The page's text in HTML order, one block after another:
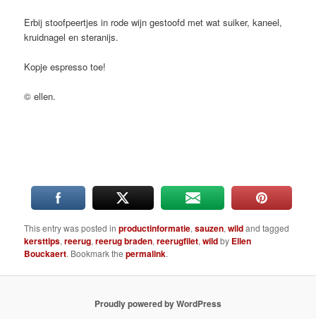
Erbij stoofpeertjes in rode wijn gestoofd met wat suiker, kaneel,
kruidnagel en steranijs.
Kopje espresso toe!
© ellen.
This entry was posted inproductinformatie,sauzen,wildand tagged
kersttips,reerug,reerug braden,reerugfilet,wildby Ellen
Bouckaert. Bookmark thepermalink.
Proudly powered by WordPress